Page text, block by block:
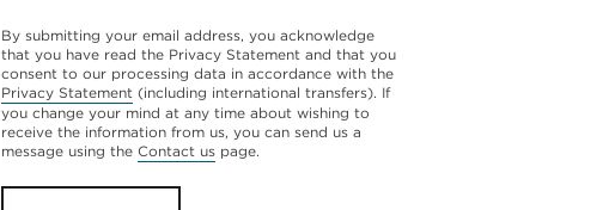
By submitting your email address, you acknowledge
that you have read the Privacy Statement and that you
consent to our processing data in accordance with the
Privacy Statement (including international transfers). If
you change your mind at any time about wishing to
receive the information from us, you can send us a
message using the Contact us page.